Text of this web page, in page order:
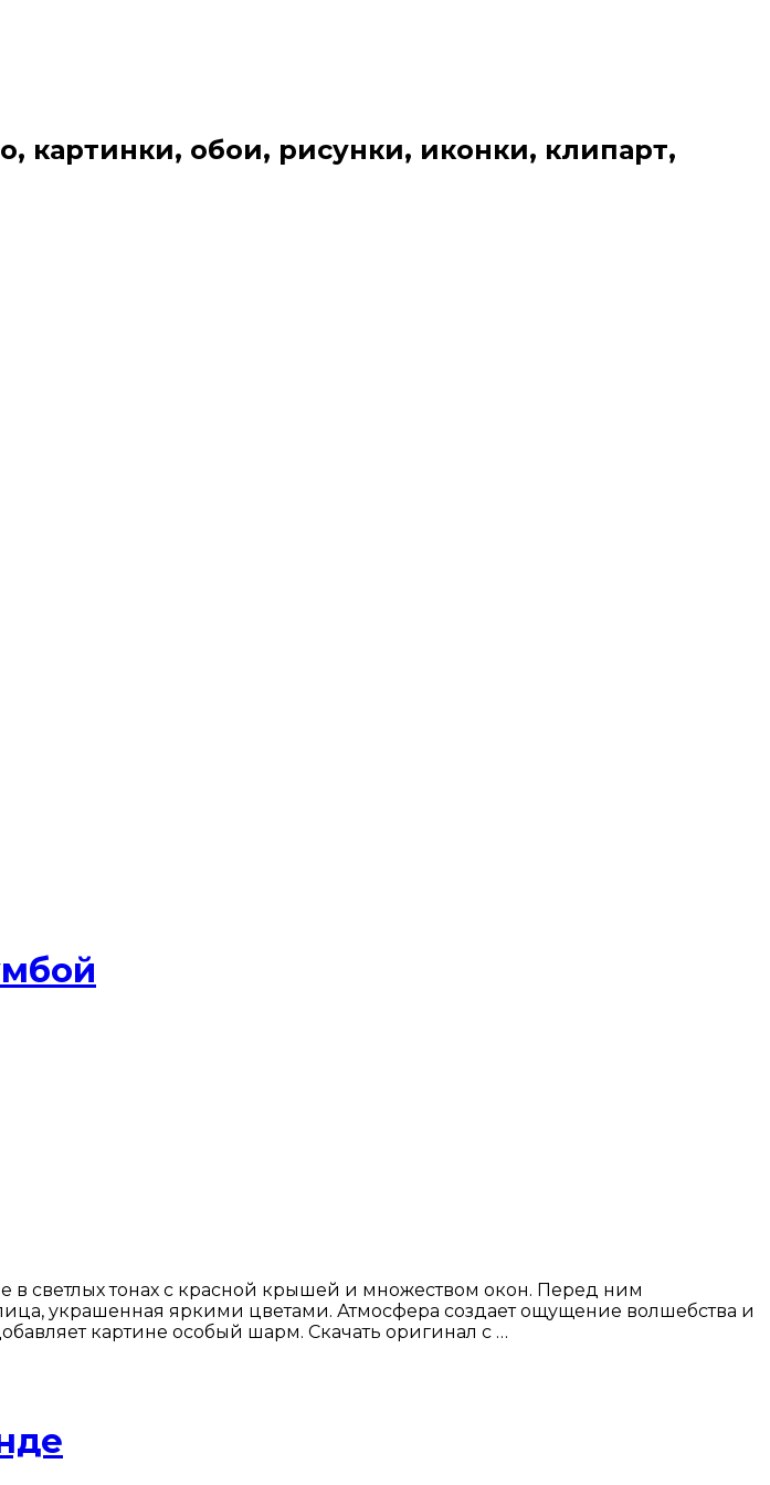
картинки, обои, рисунки, иконки, клипарт,
светлых тонах с красной крышей и множеством окон. Перед ним
украшенная яркими цветами. Атмосфера создает ощущение волшебства и
картине особый шарм. Скачать оригинал с …